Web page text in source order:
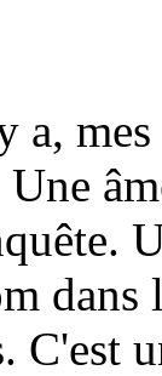
a,
dans
C'est